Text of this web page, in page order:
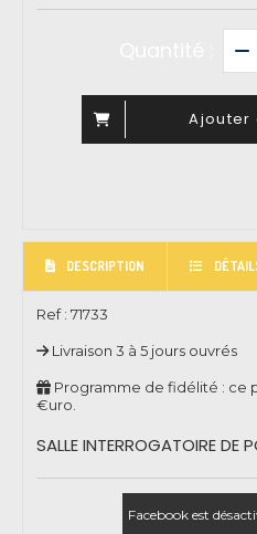
Ajouter
DESCRIPTION
Ref : 71733
Livraison 3 à 5 jours ouvrés
Programme de fidélité : ce
€uro.
SALLE INTERROGATOIRE DE
Facebook est